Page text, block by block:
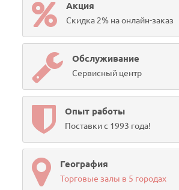
Акция
Скидка 2% на онлайн-заказ
Обслуживание
Сервисный центр
Опыт работы
Поставки с 1993 года!
География
Торговые залы в 5 городах